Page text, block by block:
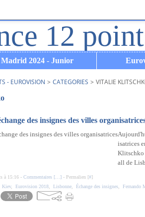
Madrid 2024 - Junior
- EUROVISION > CATEGORIES > VITALIE
des insignes des villes
isatrices
Klitschko
all de
à 15:16 - Commentaires [ ] - Permalien [#]
Kiev, Eurovision 2018 Lisbonne Échange des insignes Fernando